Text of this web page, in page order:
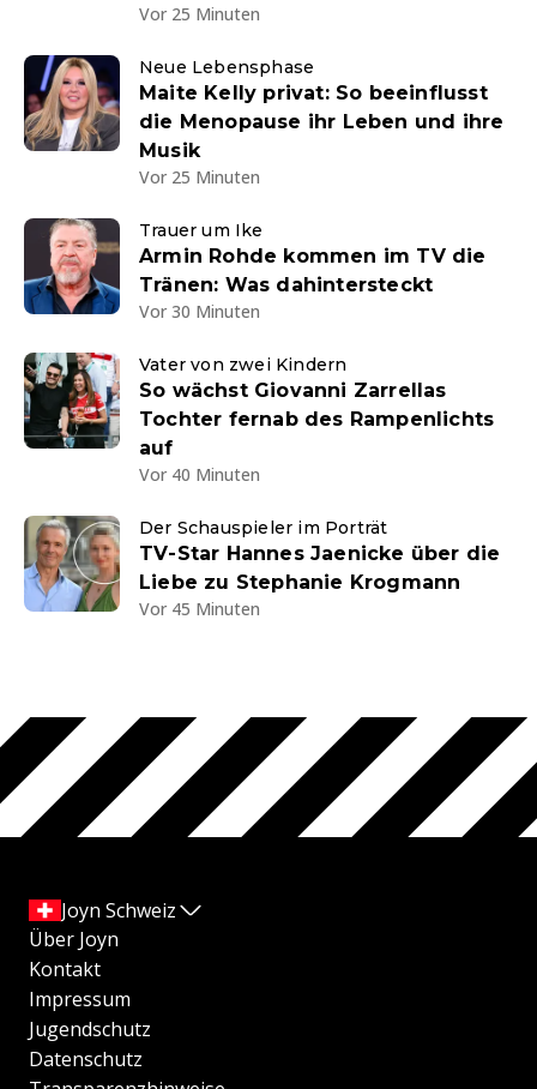
Vor 25 Minuten
Neue Lebensphase
Maite Kelly privat: So beeinflusst
die Menopause ihr Leben und ihre
Musik
Vor 25 Minuten
Trauer um Ike
Armin Rohde kommen im TV die
Tränen: Was dahintersteckt
Vor 30 Minuten
Vater von zwei Kindern
So wächst Giovanni Zarrellas
Tochter fernab des Rampenlichts
auf
Vor 40 Minuten
Der Schauspieler im Porträt
TV-Star Hannes Jaenicke über die
Liebe zu Stephanie Krogmann
Vor 45 Minuten
Joyn Schweiz
Über Joyn
Kontakt
Impressum
Jugendschutz
Datenschutz